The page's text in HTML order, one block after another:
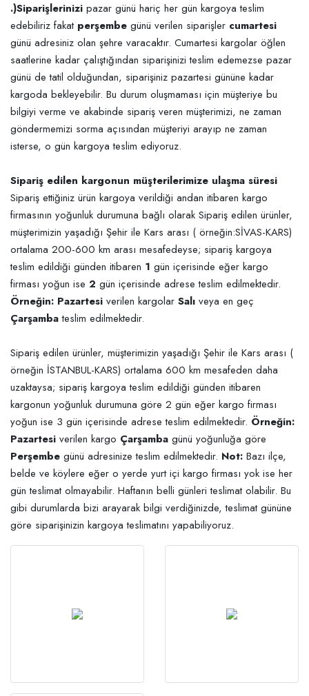
.)Siparişlerinizi pazar günü hariç her gün kargoya teslim
edebiliriz fakat perşembe günü verilen siparişler cumartesi
günü adresiniz olan şehre varacaktır. Cumartesi kargolar öğlen
saatlerine kadar çalıştığından siparişinizi teslim edemezse pazar
günü de tatil olduğundan, siparişiniz pazartesi gününe kadar
kargoda bekleyebilir. Bu durum oluşmaması için müşteriye bu
bilgiyi verme ve akabinde sipariş veren müşterimizi, ne zaman
göndermemizi sorma açısından müşteriyi arayıp ne zaman
isterse, o gün kargoya teslim ediyoruz.
Sipariş edilen kargonun müşterilerimize ulaşma süresi
Sipariş ettiğiniz ürün kargoya verildiği andan itibaren kargo
firmasının yoğunluk durumuna bağlı olarak Sipariş edilen ürünler,
müşterimizin yaşadığı Şehir ile Kars arası ( örneğin:SİVAS-KARS)
ortalama 200-600 km arası mesafedeyse; sipariş kargoya
teslim edildiği günden itibaren 1 gün içerisinde eğer kargo
firması yoğun ise 2 gün içerisinde adrese teslim edilmektedir.
Örneğin: Pazartesi verilen kargolar Salı veya en geç
Çarşambateslim edilmektedir.
Sipariş edilen ürünler, müşterimizin yaşadığı Şehir ile Kars arası (
örneğin İSTANBUL-KARS) ortalama 600 km mesafeden daha
uzaktaysa; sipariş kargoya teslim edildiği günden itibaren
kargonun yoğunluk durumuna göre 2 gün eğer kargo firması
yoğun ise 3 gün içerisinde adrese teslim edilmektedir. Örneğin:
Pazartesi verilen kargo Çarşamba günü yoğunluğa göre
Perşembe günü adresinize teslim edilmektedir. Not: Bazı ilçe,
belde ve köylere eğer o yerde yurt içi kargo firması yok ise her
gün teslimat olmayabilir. Haftanın belli günleri teslimat olabilir. Bu
gibi durumlarda bizi arayarak bilgi verdiğinizde, teslimat gününe
göre siparişinizin kargoya teslimatını yapabiliyoruz.